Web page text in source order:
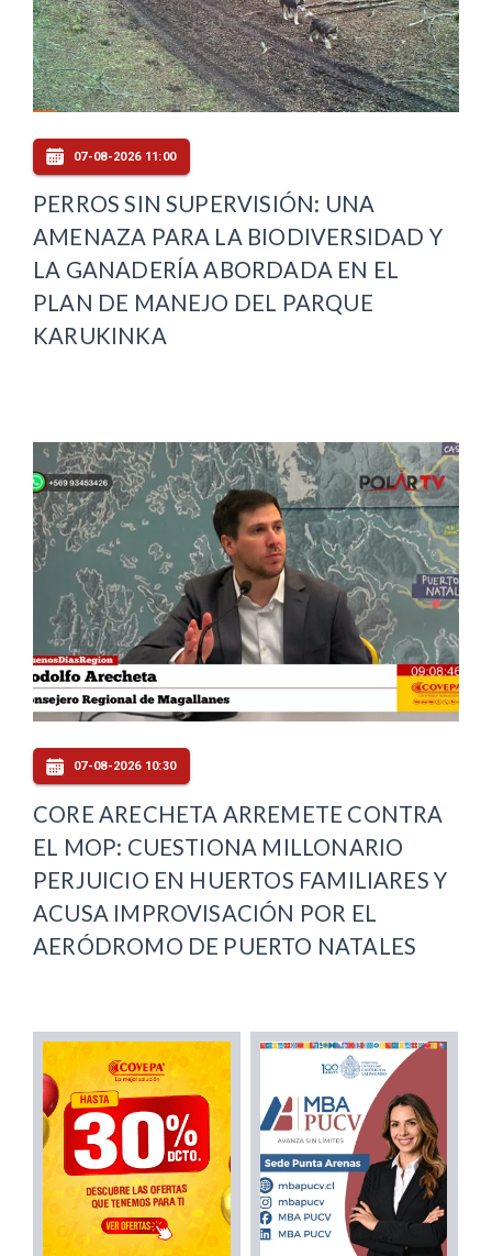
07-08-2026 11:00
PERROS SIN SUPERVISIÓN: UNA
AMENAZA PARA LA BIODIVERSIDAD Y
LA GANADERÍA ABORDADA EN EL
PLAN DE MANEJO DEL PARQUE
KARUKINKA
07-08-2026 10:30
CORE ARECHETA ARREMETE CONTRA
EL MOP: CUESTIONA MILLONARIO
PERJUICIO EN HUERTOS FAMILIARES Y
ACUSA IMPROVISACIÓN POR EL
AERÓDROMO DE PUERTO NATALES